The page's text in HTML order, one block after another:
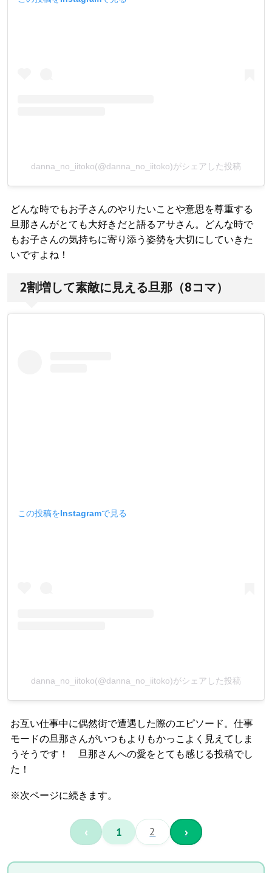
danna_no_iitoko(@danna_no_iitoko)がシェアした投稿
どんな時でもお子さんのやりたいことや意思を尊重する
旦那さんがとても大好きだと語るアサさん。どんな時で
もお子さんの気持ちに寄り添う姿勢を大切にしていきた
いですよね！
2割増して素敵に見える旦那（8コマ）
この投稿をInstagramで見る
danna_no_iitoko(@danna_no_iitoko)がシェアした投稿
お互い仕事中に偶然街で遭遇した際のエピソード。仕事
モードの旦那さんがいつもよりもかっこよく見えてしま
うそうです！ 旦那さんへの愛をとても感じる投稿でし
た！
※次ページに続きます。
‹ 1 2 ›